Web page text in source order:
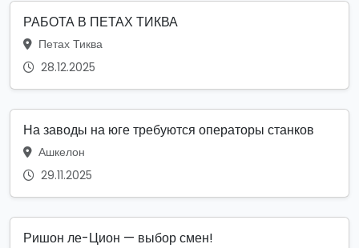
РАБОТА В ПЕТАХ ТИКВА
Петах Тиква
28.12.2025
На заводы на юге требуются операторы станков
Ашкелон
29.11.2025
Ришон ле-Цион — выбор смен!